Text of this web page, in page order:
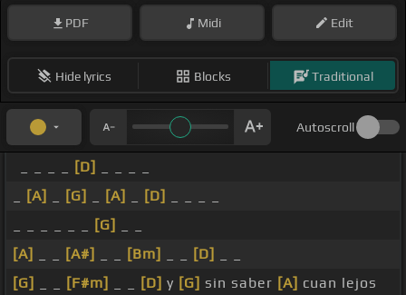
PDF Midi Edit
Hide lyrics Blocks Traditional
Autoscroll
[D]
[A] [G] [A] [D]
[G]
[A]
[A#] [Bm] [D]
[G]
[F#m] [D] y [G] sin saber [A] cuan lejos